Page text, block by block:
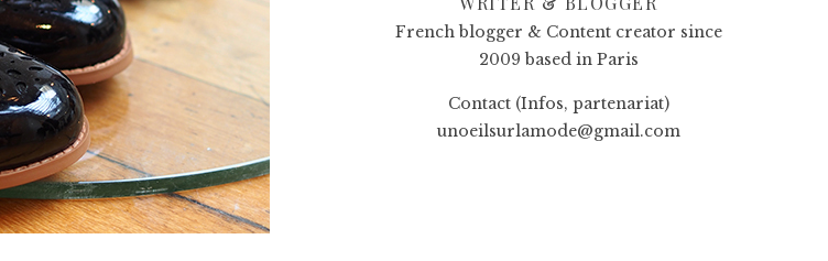
French blogger & Content creator since
2009 based in Paris
Contact (Infos, partenariat)
unoeilsurlamode@gmail.com